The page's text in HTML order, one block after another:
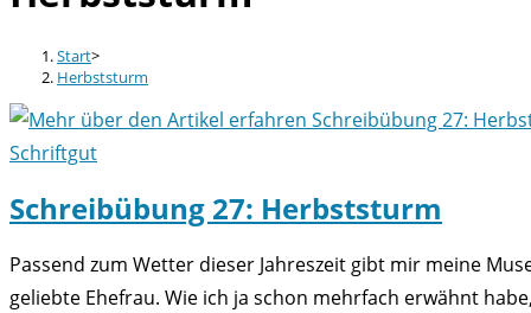
Start>
Herbststurm
Schriftgut
Schreibübung 27: Herbststurm
Passend zum Wetter dieser Jahreszeit gibt mir meine
geliebte Ehefrau. Wie ich ja schon mehrfach erwähnt